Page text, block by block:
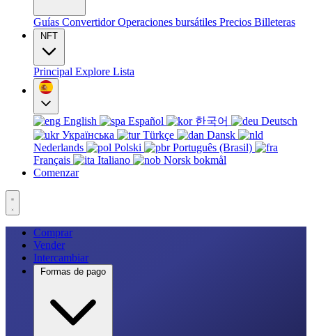
Guías ConvertidorOperaciones bursátiles Precios Billeteras
NFT
Principal Explore Lista
English Español 한국어
Deutsch
Українська
Türkçe
Dansk
Nederlands
Polski
Português (Brasil)
Français
Italiano
Norsk bokmål
Comenzar
Comprar
Vender
Intercambiar
Formas de pago